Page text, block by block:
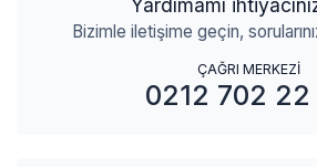
Yardımamı
Bizimle iletişime geçin,
ÇAĞRI MERKEZİ
0212 702 22